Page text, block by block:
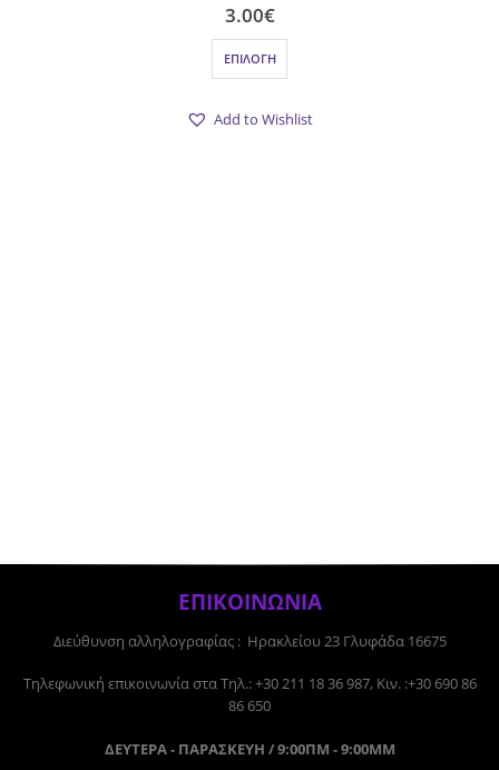
3.00€
ΕΠΙΛΟΓΉ
Αυτό το προϊόν έχει πολλαπλές παραλλαγές. Οι επιλογές μπορούν να επιλεγούν στη σελίδα του προϊόντος
Add to Wishlist
ΕΠΙΚΟΙΝΩΝΙΑ
Διεύθυνση αλληλογραφίας : Ηρακλείου 23 Γλυφάδα 16675
Tηλεφωνική επικοινωνία στα Τηλ.: +30 211 18 36 987, Κιν. :+30 690 86
86 650
ΔΕΥΤΕΡΑ - ΠΑΡΑΣΚΕΥΗ / 9:00ΠΜ - 9:00ΜΜ